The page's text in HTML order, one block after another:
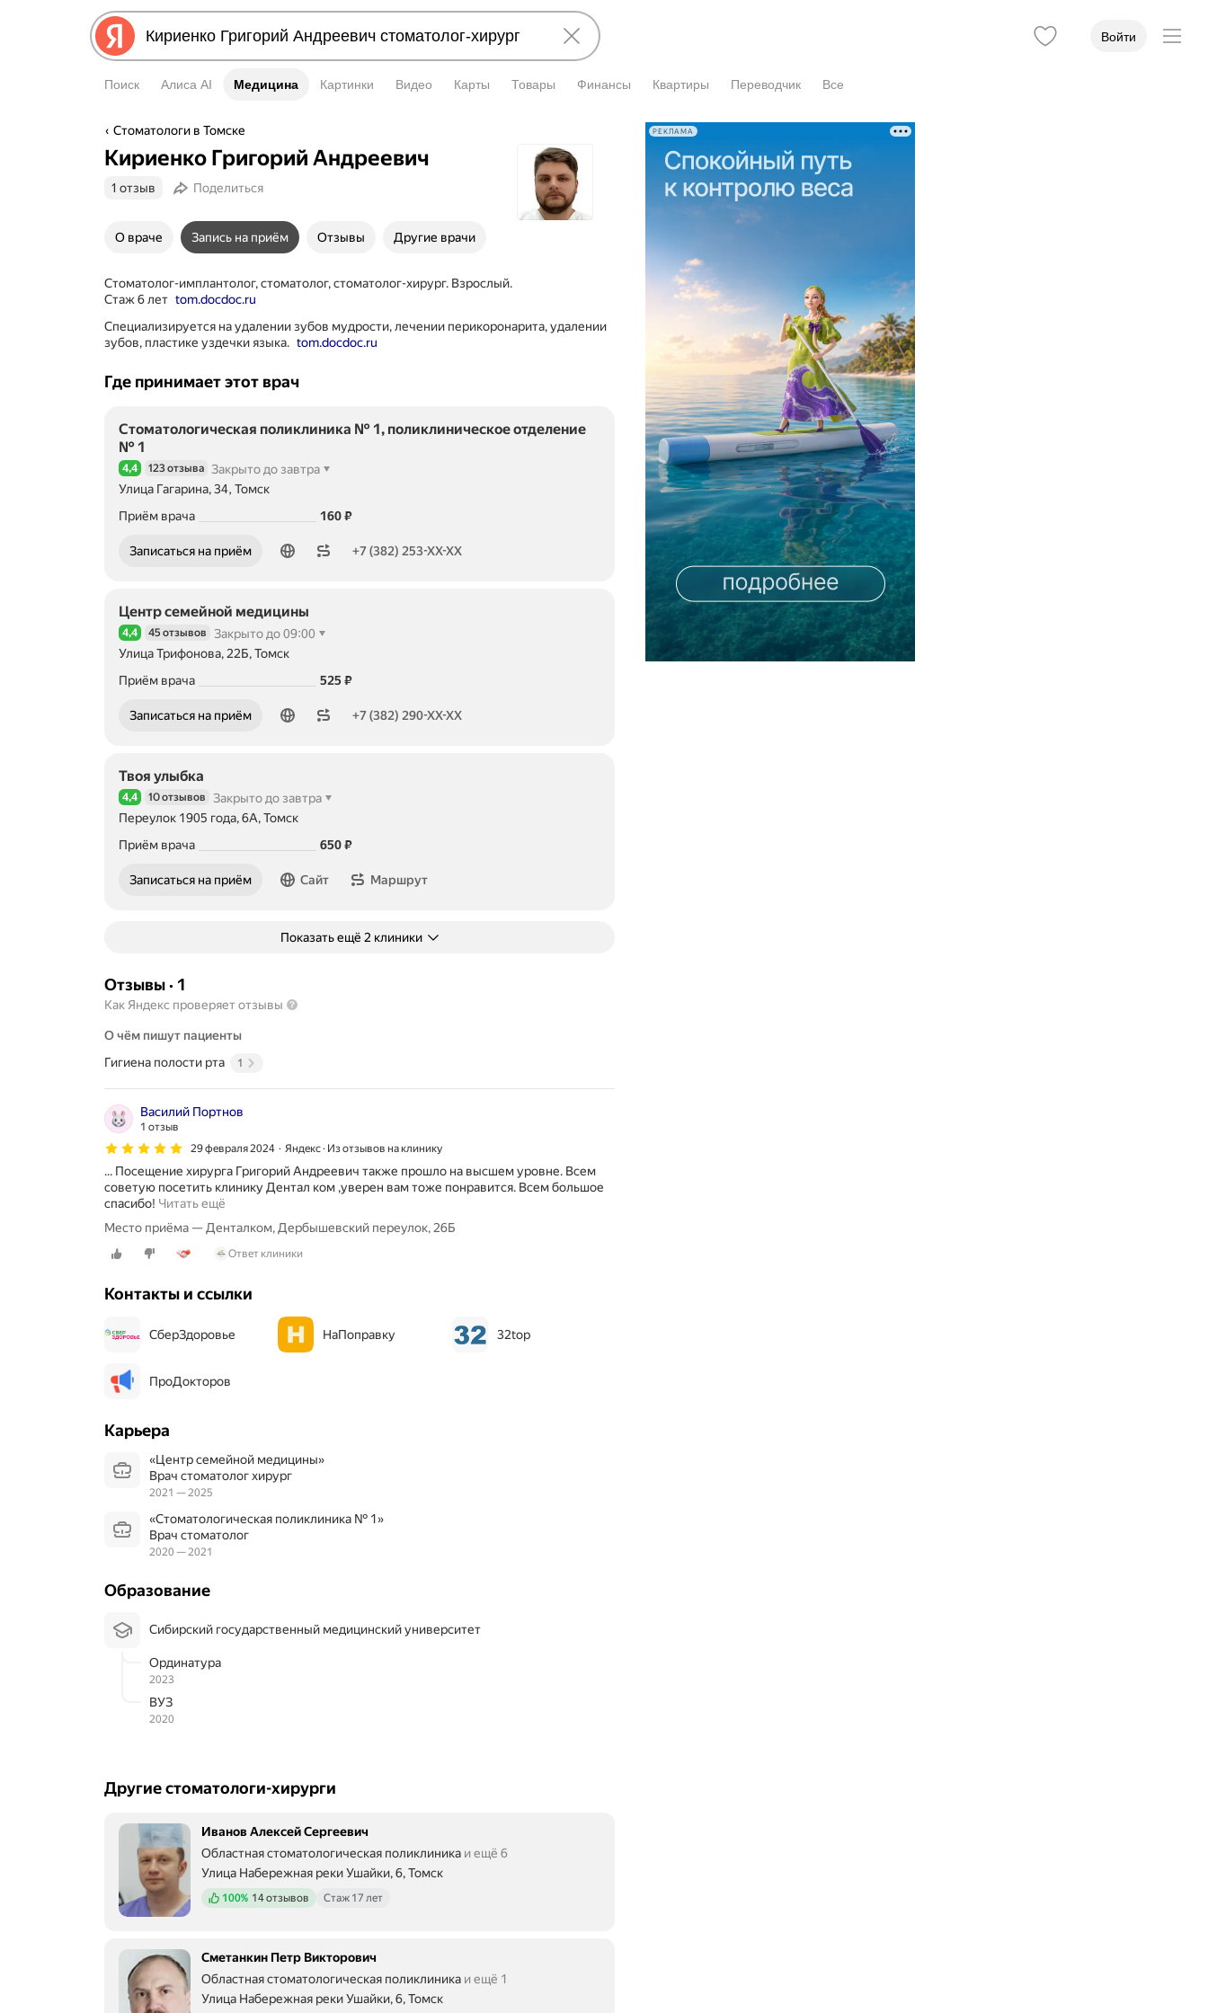
Войти
Поиск Алиса AI Медицина
Медицина Картинки Видео Карты Товары Финансы Квартиры Переводчик Все
Стоматологи в Томске
Кириенко Григорий Андреевич
1 отзыв Поделиться
О враче Запись на приём Отзывы Другие врачи
Стоматолог-имплантолог, стоматолог, стоматолог-хирург. Взрослый.
Стаж 6 лет tom.docdoc.ru
Специализируется на удалении зубов мудрости, лечении перикоронарита, удалении
зубов, пластике уздечки языка. tom.docdoc.ru
Где принимает этот врач
Стоматологическая поликлиника № 1, поликлиническое отделение
№ 1
Рейтинг 4,4 из 5
4,4 123 отзыва Закрыто до завтра
Улица Гагарина, 34, Томск
Приём врача
Цена
160 ₽
Записаться на приём
Номер телефона: +73822530607 +7 (382) 253-XX-XX
Центр семейной медицины
Рейтинг 4,4 из 5
4,4 45 отзывов
Закрыто до 09:00
Улица Трифонова, 22Б, Томск
Приём врача
Цена
525 ₽
Записаться на приём
Номер телефона: +73822900303 +7 (382) 290-XX-XX
Твоя улыбка
Рейтинг 4,4 из 5
4,4 10 отзывов
Закрыто до завтра
Переулок 1905 года, 6А, Томск
Приём врача
Цена
650 ₽
Записаться на приём Сайт Маршрут
Показать ещё 2 клиники
Отзывы· 1
Как Яндекс проверяет отзывы
О чём пишут пациенты
Гигиена полости рта
1
Василий Портнов
1 отзыв
29 февраля 2024
Яндекс · Из отзывов на клинику
... Посещение хирурга Григорий Андреевич также прошло на высшем уровне. Всем
советую посетить клинику Дентал ком ,уверен вам тоже понравится. Всем большое
спасибо! Читать ещё
л
и
а
к
н
о
т
в
ч
и
е
о
н
л
,
и
е
н
Место приёма — Денталком, Дербышевский переулок, 26Б
Ответ клиники
Контакты и ссылки
СберЗдоровье НаПоправку 32top
ПроДокторов
Карьера
«Центр семейной медицины»
Врач стоматолог хирург
2021 — 2025
«Стоматологическая поликлиника № 1»
Врач стоматолог
2020 — 2021
Образование
Сибирский государственный медицинский университет
Ординатура
2023
ВУЗ
2020
Другие стоматологи-хирурги
Иванов Алексей Сергеевич
Областная стоматологическая поликлиника и ещё 6
Улица Набережная реки Ушайки, 6, Томск
Положительных отзывов
100% 14 отзывов Стаж 17 лет
Сметанкин Петр Викторович
Областная стоматологическая поликлиника и ещё 1
Улица Набережная реки Ушайки, 6, Томск
РЕКЛАМА